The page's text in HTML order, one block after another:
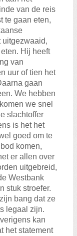
van de reis
te gaan eten,
uitgezwaaid,
Hij heeft
van
uur of tien het
gaan
We hebben
we snel
slachtoffer
is het het
goed om te
komen,
er allen over
uitgebreid,
Westbank
stuk stroefer.
bang dat ze
legaal zijn.
kan
het statement